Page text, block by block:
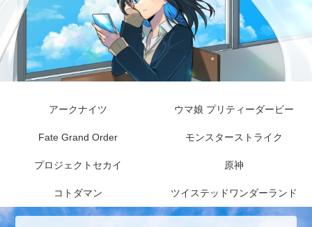
アークナイツ ウマ娘 プリティーダービー
Fate Grand Order モンスターストライク
プロジェクトセカイ 原神
コトダマン ツイステッドワンダーランド